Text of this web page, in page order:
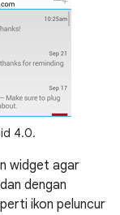
4.0.
widget agar
dengan
ikon peluncur